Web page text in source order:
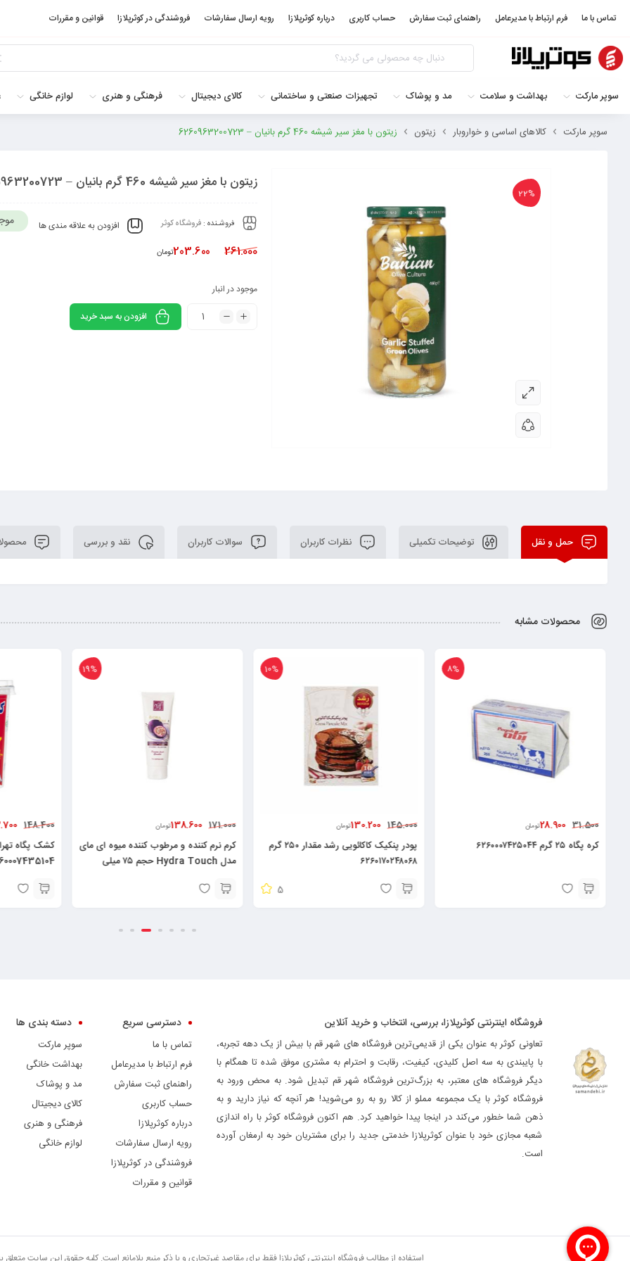
تماس با ما فرم ارتباط با مدیرعامل راهنمای ثبت سفارش حساب کاربری درباره کوثرپلازا رویه ارسال سفارشات فروشندگی در کوثرپلازا قوانین و مقررات
سوپر مارکت بهداشت و سلامت مد و پوشاک تجهیزات صنعتی و ساختمانی کالای دیجیتال فرهنگی و هنری لوازم خانگی
سوپر مارکت کالاهای اساسی و خواروبار زیتون زیتون با مغز سیر شیشه 460 گرم بانیان – 6260963200723
22%
زیتون با مغز سیر شیشه 460 گرم بانیان – 6260963200723
فروشـنده : فروشگاه کوثر افزودن به علاقه مندی ها
261.000
203.600تومان
موجود در انبار
افزودن به سبد خرید
حمل و نقل توضیحات تکمیلی نظرات کاربران سوالات کاربران نقد و بررسی
محصولات مشابه
8%
31.500
28.900تومان
کره پگاه ۲۵ گرم ۶۲۶۰۰۰۷۴۲۵۰۴۴
10%
145.000
130.200تومان
پودر پنکیک کاکائویی رشد مقدار ۲۵۰ گرم
۶۲۶۰۱۷۰۲۴۸۰۶۸
5
19%
171.000
138.600تومان
کرم نرم کننده و مرطوب کننده میوه ای مای
مدل Hydra Touch حجم ۷۵ میلی
148.400
فروشگاه اینترنتی کوثرپلازا، بررسی، انتخاب و خرید آنلاین
تعاونی کوثر به عنوان یکی از قدیمی‌ترین فروشگاه های شهر قم با بیش از یک دهه تجربه،
با پایبندی به سه اصل کلیدی، کیفیت، رقابت و احترام به مشتری موفق شده تا همگام با
دیگر فروشگاه های معتبر، به بزرگ‌ترین فروشگاه شهر قم تبدیل شود. به محض ورود به
فروشگاه کوثر با یک مجموعه مملو از کالا رو به رو می‌شوید! هر آنچه که نیاز دارید و به
ذهن شما خطور می‌کند در اینجا پیدا خواهید کرد. هم اکنون فروشگاه کوثر با راه اندازی
شعبه مجازی خود با عنوان کوثرپلازا خدمتی جدید را برای مشتریان خود به ارمغان آورده
است.
دسترسی سریع
تماس با ما
فرم ارتباط با مدیرعامل
راهنمای ثبت سفارش
حساب کاربری
درباره کوثرپلازا
رویه ارسال سفارشات
فروشندگی در کوثرپلازا
قوانین و مقررات
دسته بندی ها
سوپر مارکت
بهداشت خانگی
مد و پوشاک
کالای دیجیتال
فرهنگی و هنری
لوازم خانگی
استفاده از مطالب فروشگاه اینترنتی کوثرپلازا فقط برای مقاصد غیرتجاری و با ذکر منبع بلامانع است. کلیه حقوق این سایت